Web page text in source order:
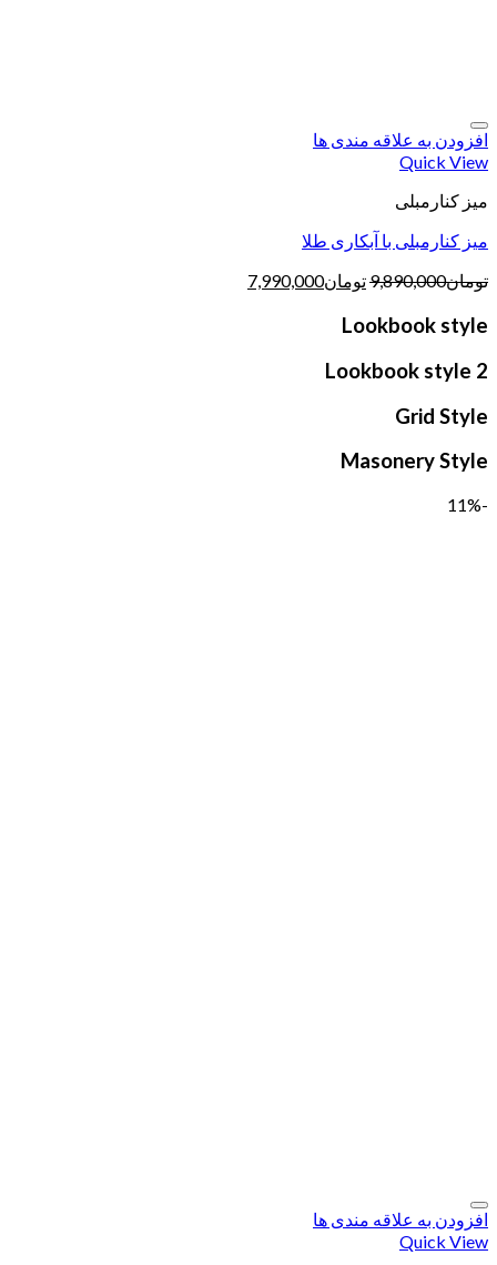
افزودن به علاقه مندی ها
Quick View
میز کنارمبلی
میز کنارمبلی با آبکاری طلا
تومان9,890,000تومان7,990,000
Lookbook style
Lookbook style 2
Grid Style
Masonery Style
-11%
افزودن به علاقه مندی ها
Quick View